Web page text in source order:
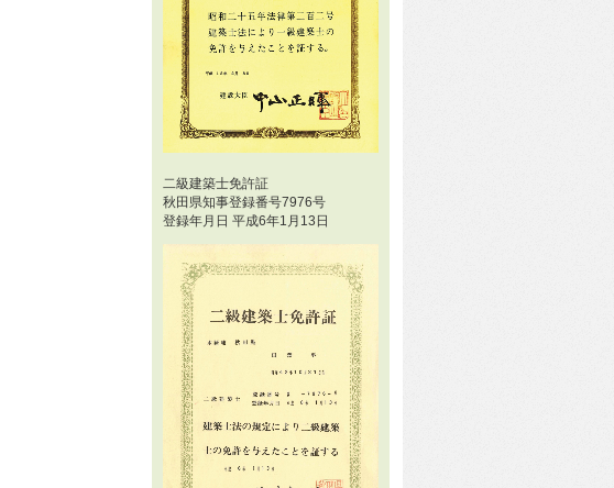
二級建築士免許証
秋田県知事登録番号7976号
登録年月日 平成6年1月13日